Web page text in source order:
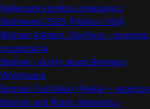
Najlepsze komiksy związane z
Batmanem 2025 (Polska i USA)
Batman Arkham: Clayface – recenzja,
prezentacja
Batman i ukryty skarb Berniego
Wrightsona
Batman: Full Moon (Pełnia) – recenzja
Batman and Robin: Memento –